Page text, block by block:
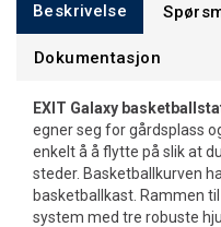
Beskrivelse
Dokumentasjon
EXIT Galaxy
egner seg for gårdsplass
enkelt å å flytte på slik at
steder. Basketballkurven
basketballkast. Rammen
system med tre robuste